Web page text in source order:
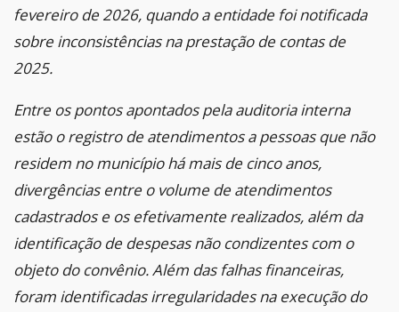
fevereiro de 2026, quando a entidade foi notificada
sobre inconsistências na prestação de contas de
2025.
Entre os pontos apontados pela auditoria interna
estão o registro de atendimentos a pessoas que não
residem no município há mais de cinco anos,
divergências entre o volume de atendimentos
cadastrados e os efetivamente realizados, além da
identificação de despesas não condizentes com o
objeto do convênio. Além das falhas financeiras,
foram identificadas irregularidades na execução do